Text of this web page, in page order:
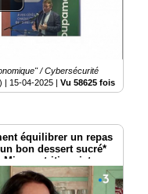
/ Cybersécurité
| 15-04-2025 |Vu 58625 fois
équilibrer un repas
bon dessert sucré*